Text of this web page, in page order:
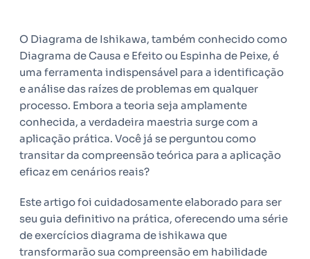
O Diagrama de Ishikawa, também conhecido como
Diagrama de Causa e Efeito ou Espinha de Peixe, é
uma ferramenta indispensável para a identificação
e análise das raízes de problemas em qualquer
processo. Embora a teoria seja amplamente
conhecida, a verdadeira maestria surge com a
aplicação prática. Você já se perguntou como
transitar da compreensão teórica para a aplicação
eficaz em cenários reais?
Este artigo foi cuidadosamente elaborado para ser
seu guia definitivo na prática, oferecendo uma série
de exercícios diagrama de ishikawa que
transformarão sua compreensão em habilidade